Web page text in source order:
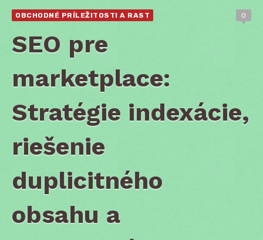
OBCHODNÉ PRÍLEŽITOSTI A RAST 0
SEO pre
marketplace:
Stratégie indexácie,
riešenie
duplicitného
obsahu a